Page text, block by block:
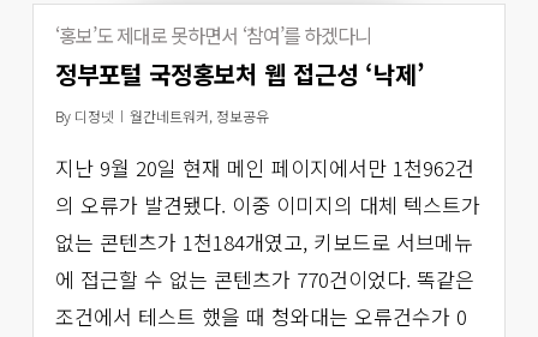
‘홍보’도 제대로 못하면서 ‘참여’를 하겠다니
정부포털 국정홍보처 웹 접근성 ‘낙제’
By 디정넷 월간네트워커, 정보공유
지난 9월 20일 현재 메인 페이지에서만 1천962건
의 오류가 발견됐다. 이중 이미지의 대체 텍스트가
없는 콘텐츠가 1천184개였고, 키보드로 서브메뉴
에 접근할 수 없는 콘텐츠가 770건이었다. 똑같은
조건에서 테스트 했을 때 청와대는 오류건수가 0